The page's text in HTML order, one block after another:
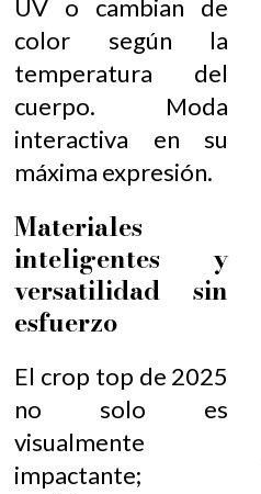
UV o cambian de
color según la
temperatura del
cuerpo. Moda
interactiva en su
máxima expresión.
Materiales
inteligentes y
versatilidad sin
esfuerzo
El crop top de 2025
no solo es
visualmente
impactante;